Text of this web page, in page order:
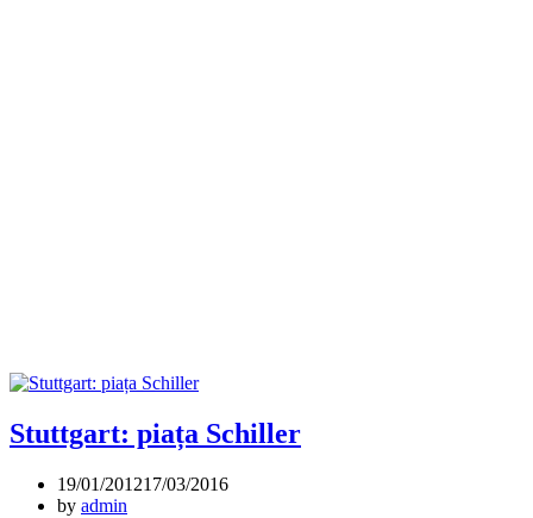
Stuttgart: piața Schiller
19/01/201217/03/2016
by admin